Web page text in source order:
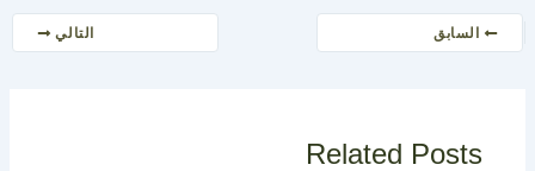
السابق التالي
Related Posts